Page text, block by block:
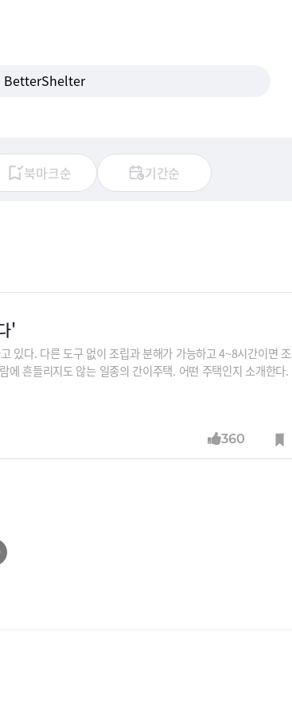
북마크순 기간순
'
있다. 다른 도구 없이 조립과 분해가 가능하고 4~8시간이면 조
에 흔들리지도 않는 일종의 간이주택. 어떤 주택인지 소개한다.
360